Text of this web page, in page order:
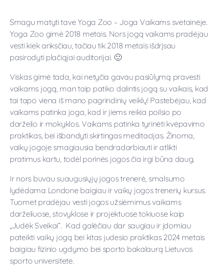
Smagu matyti tave Yoga Zoo – Joga Vaikams svetainėje.
Yoga Zoo gimė 2018 metais. Nors jogą vaikams pradėjau
vesti kiek anksčiau, tačiau tik 2018 metais išdrįsau
pasirodyti plačiąjai auditorijai. 🙂
Viskas gimė tada, kai netyčia gavau pasiūlymą pravesti
vaikams jogą, man taip patiko dalintis jogą su vaikais, kad
tai tapo viena iš mano pagrindinių veiklų! Pastebėjau, kad
vaikams patinka joga, kad ir jiems reikia poilsio po
darželio ir mokyklos. Vaikams patinka tyrinėti kvėpavimo
praktikas, bei išbandyti skirtingas meditacijas. Žinoma,
vaikų jogoje smagiausia bendradarbiauti ir atlikti
pratimus kartu, todėl porinės jogos čia irgi būna daug.
Ir nors buvau suaugusiųjų jogos trenerė, smalsumo
lydėdama Londone baigiau ir vaikų jogos trenerių kursus.
Tuomet pradėjau vesti jogos užsiėmimus vaikams
darželiuose, stovyklose ir projektuose tokiuose kaip
„Judėk Sveikai”. Kad galėčiau dar saugiau ir įdomiau
pateikti vaikų jogą bei kitas judesio praktikas 2024 metais
baigiau fizinio ugdymo bei sporto bakalaurą Lietuvos
sporto universitete.